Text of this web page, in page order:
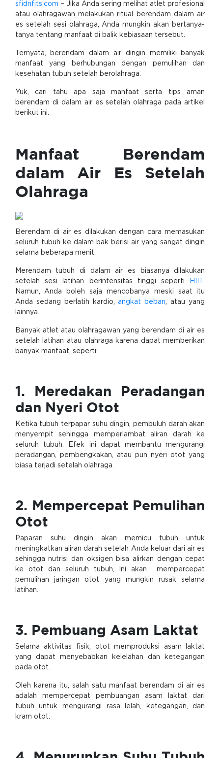
sfidnfits.com – Jika Anda sering melihat atlet profesional
atau olahragawan melakukan ritual berendam dalam air
es setelah sesi olahraga, Anda mungkin akan bertanya-
tanya tentang manfaat di balik kebiasaan tersebut.
Ternyata, berendam dalam air dingin memiliki banyak
manfaat yang berhubungan dengan pemulihan dan
kesehatan tubuh setelah berolahraga.
Yuk, cari tahu apa saja manfaat serta tips aman
berendam di dalam air es setelah olahraga pada artikel
berikut ini.
Manfaat Berendam
dalam Air Es Setelah
Olahraga
Berendam di air es dilakukan dengan cara memasukan
seluruh tubuh ke dalam bak berisi air yang sangat dingin
selama beberapa menit.
Merendam tubuh di dalam air es biasanya dilakukan
setelah sesi latihan berintensitas tinggi seperti
HIIT.
Namun, Anda boleh saja mencobanya meski saat itu
Anda sedang berlatih kardio,angkat beban, atau yang
lainnya.
Banyak atlet atau olahragawan yang berendam di air es
setelah latihan atau olahraga karena dapat memberikan
banyak manfaat, seperti:
1. Meredakan Peradangan
dan Nyeri Otot
Ketika tubuh terpapar suhu dingin, pembuluh darah akan
menyempit sehingga memperlambat aliran darah ke
seluruh tubuh. Efek ini dapat membantu mengurangi
peradangan, pembengkakan, atau pun nyeri otot yang
biasa terjadi setelah olahraga.
2. Mempercepat Pemulihan
Otot
Paparan suhu dingin akan memicu tubuh untuk
meningkatkan aliran darah setelah Anda keluar dari air es
sehingga nutrisi dan oksigen bisa alirkan dengan cepat
ke otot dan seluruh tubuh, Ini akan mempercepat
pemulihan jaringan otot yang mungkin rusak selama
latihan.
3. Pembuang Asam Laktat
Selama aktivitas fisik, otot memproduksi asam laktat
yang dapat menyebabkan kelelahan dan ketegangan
pada otot.
Oleh karena itu, salah satu manfaat berendam di air es
adalah mempercepat pembuangan asam laktat dari
tubuh untuk mengurangi rasa lelah, ketegangan, dan
kram otot.